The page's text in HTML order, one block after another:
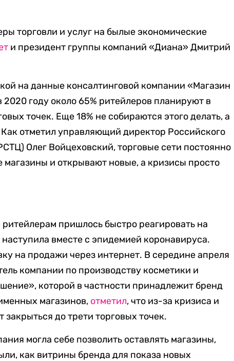
торговли и услуг на былые экономические
и президент группы компаний «Диана» Дмитрий
на данные консалтинговой компании «Магазин
2020 году около 65% ритейлеров планируют в
точек. Еще 18% не собираются этого делать, а
Как отметил управляющий директор Российского
Олег Войцеховский, торговые сети постоянно
и открывают новые, а кризисы просто
пришлось быстро реагировать на
вместе с эпидемией коронавируса.
на продажи через интернет. В середине апреля
компании по производству косметики и
которой в частности принадлежит бренд
магазинов, отметил, что из-за кризиса и
закрыться до трети торговых точек.
могла себе позволить оставлять магазины,
как витрины бренда для показа новых